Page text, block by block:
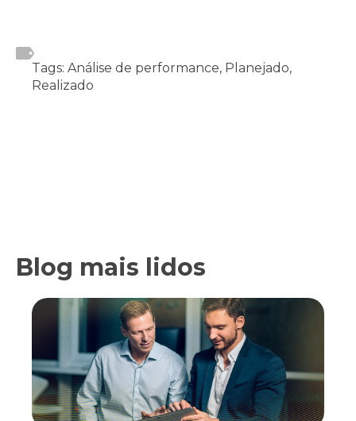
Tags: Análise de performance, Planejado,
Realizado
Blog mais lidos